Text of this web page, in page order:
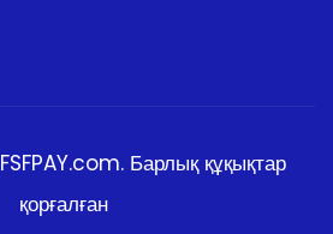
FSFPAY.com. Барлық құқықтар
қорғалған